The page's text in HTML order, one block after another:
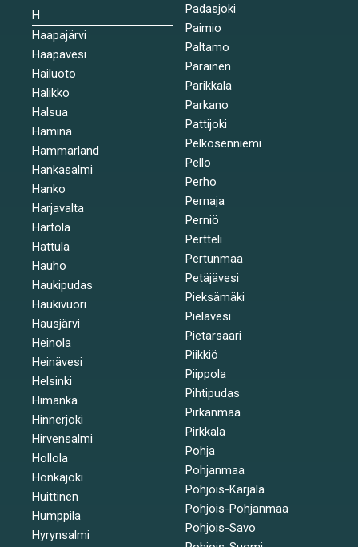
H
Haapajärvi
Haapavesi
Hailuoto
Halikko
Halsua
Hamina
Hammarland
Hankasalmi
Hanko
Harjavalta
Hartola
Hattula
Hauho
Haukipudas
Haukivuori
Hausjärvi
Heinola
Heinävesi
Helsinki
Himanka
Hinnerjoki
Hirvensalmi
Hollola
Honkajoki
Huittinen
Humppila
Hyrynsalmi
Padasjoki
Paimio
Paltamo
Parainen
Parikkala
Parkano
Pattijoki
Pelkosenniemi
Pello
Perho
Pernaja
Perniö
Pertteli
Pertunmaa
Petäjävesi
Pieksämäki
Pielavesi
Pietarsaari
Piikkiö
Piippola
Pihtipudas
Pirkanmaa
Pirkkala
Pohja
Pohjanmaa
Pohjois-Karjala
Pohjois-Pohjanmaa
Pohjois-Savo